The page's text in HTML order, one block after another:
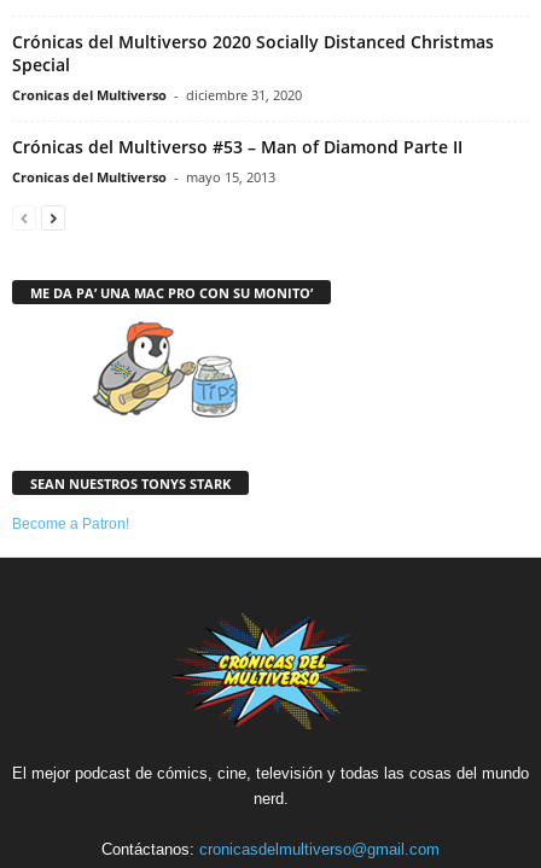
Crónicas del Multiverso 2020 Socially Distanced Christmas
Special
Cronicas del Multiverso - diciembre 31, 2020
Crónicas del Multiverso #53 – Man of Diamond Parte II
Cronicas del Multiverso - mayo 15, 2013
ME DA PA’ UNA MAC PRO CON SU MONITO’
SEAN NUESTROS TONYS STARK
Become a Patron!
El mejor podcast de cómics, cine, televisión y todas las cosas del mundo
nerd.
Contáctanos: cronicasdelmultiverso@gmail.com